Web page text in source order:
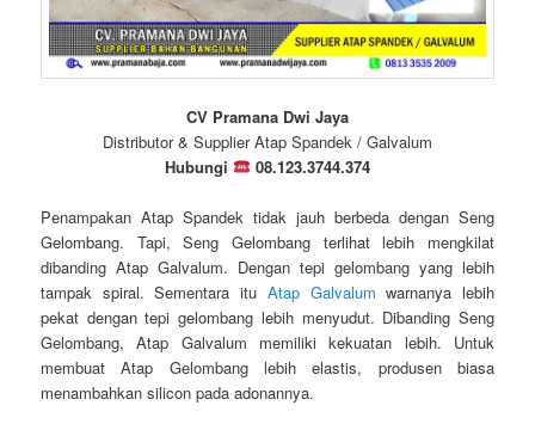
CV Pramana Dwi Jaya
Distributor & Supplier Atap Spandek / Galvalum
Hubungi
08.123.3744.374
Penampakan Atap Spandek tidak jauh berbeda dengan Seng
Gelombang. Tapi, Seng Gelombang terlihat lebih mengkilat
dibanding Atap Galvalum. Dengan tepi gelombang yang lebih
tampak spiral. Sementara itu Atap Galvalum warnanya lebih
pekat dengan tepi gelombang lebih menyudut. Dibanding Seng
Gelombang, Atap Galvalum memiliki kekuatan lebih. Untuk
membuat Atap Gelombang lebih elastis, produsen biasa
menambahkan silicon pada adonannya.